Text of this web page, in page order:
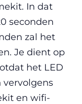
In dat
seconden
zal het
Je dient op
het LED
en wifi-